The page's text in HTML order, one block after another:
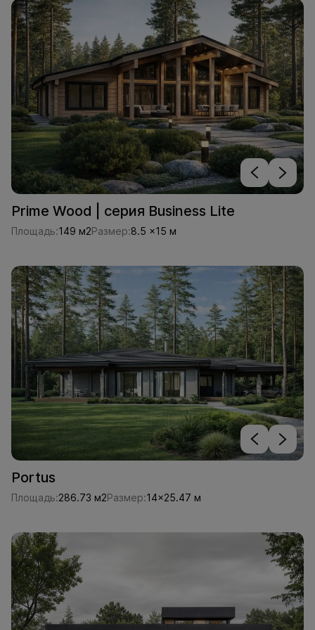
Нарезка деталей- готовый брус
нарезают по проектным размерам с
учётом системы «шип-паз», что
ускоряет сборку дома и
обеспечивает плотное соединение
без мостиков холода.
Prime Wood | серия Business Lite
Площадь:149 м2Размер:8.5 x15 м
Portus
Площадь:286.73 м2Размер:14x25.47 м